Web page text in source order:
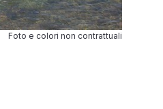
Foto e colori non contrattuali